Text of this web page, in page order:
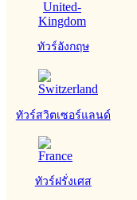
ทัวร์อังกฤษ
ทัวร์สวิตเซอร์แลนด์
ทัวร์ฝรั่งเศส